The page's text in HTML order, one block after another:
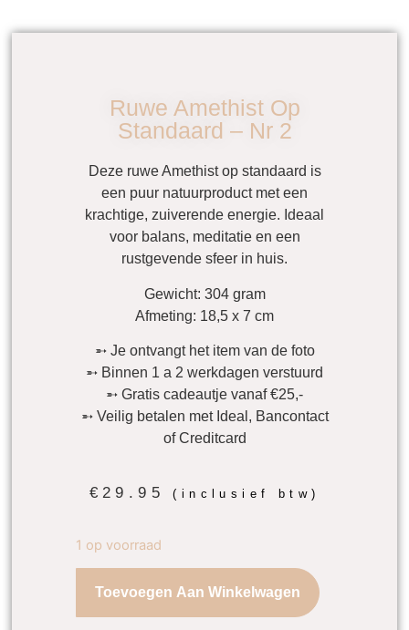
Ruwe Amethist Op
Standaard – Nr 2
Deze ruwe Amethist op standaard is
een puur natuurproduct met een
krachtige, zuiverende energie. Ideaal
voor balans, meditatie en een
rustgevende sfeer in huis.
Gewicht: 304 gram
Afmeting: 18,5 x 7 cm
➵ Je ontvangt het item van de foto
➵ Binnen 1 a 2 werkdagen verstuurd
➵ Gratis cadeautje vanaf €25,-
➵ Veilig betalen met Ideal, Bancontact
of Creditcard
€ 29.95 (inclusief btw)
1 op voorraad
Toevoegen Aan Winkelwagen